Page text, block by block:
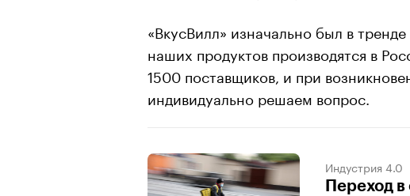
«ВкусВилл» изначально был в
наших продуктов производятся в
1500 поставщиков, и при
индивидуально решаем вопрос.
Индустрия 4.0
Переход в